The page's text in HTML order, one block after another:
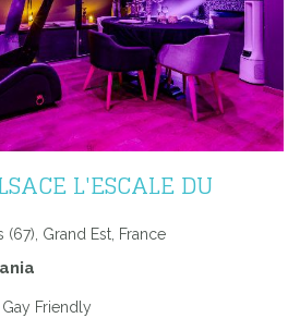
L'ESCALE DU
Grand Est, France
Friendly